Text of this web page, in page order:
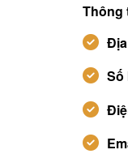
Thông
Số